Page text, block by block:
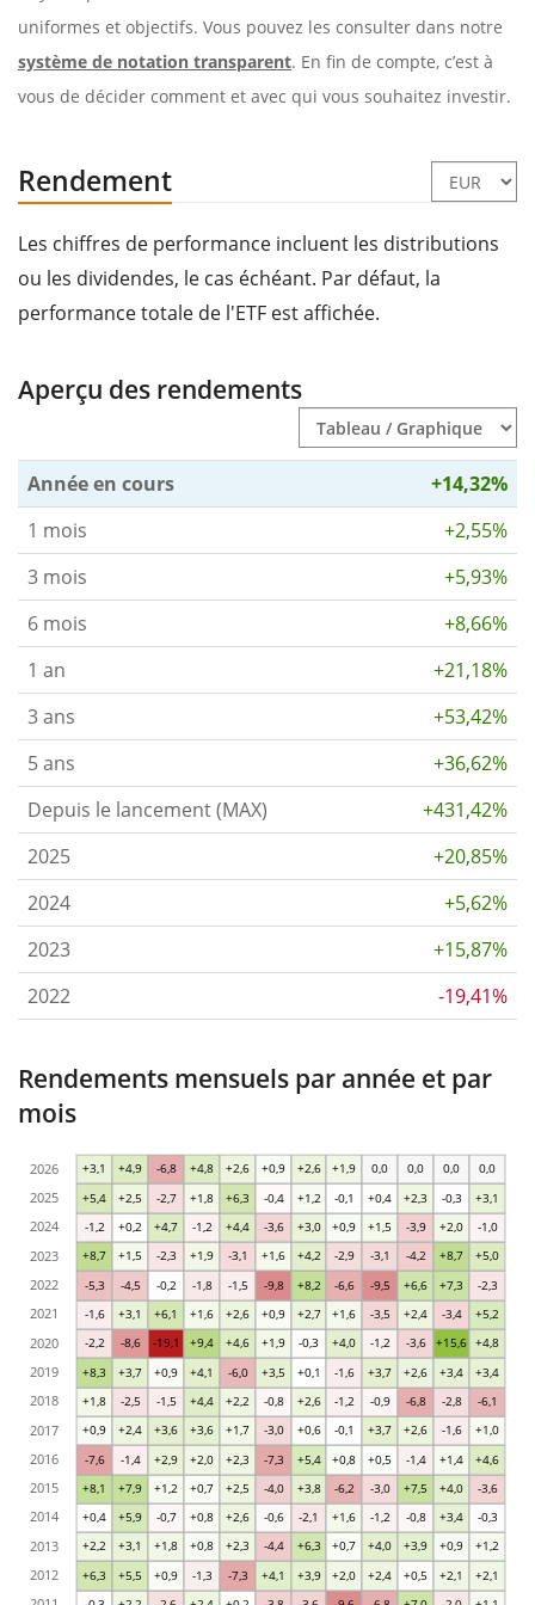
uniformes et objectifs. Vous pouvez les consulter dans notre
système de notation transparent. En fin de compte, c’est à
vous de décider comment et avec qui vous souhaitez investir.
Rendement
Les chiffres de performance incluent les distributions
ou les dividendes, le cas échéant. Par défaut, la
performance totale de l'ETF est affichée.
Aperçu des rendements
Année en cours
+14,32%
1 mois
+2,55%
3 mois
+5,93%
6 mois
+8,66%
1 an
+21,18%
3 ans
+53,42%
5 ans
+36,62%
Depuis le lancement (MAX)
+431,42%
2025
+20,85%
2024
+5,62%
2023
+15,87%
2022
-19,41%
Rendements mensuels par année et par
mois
+6,3 +5,5 +0,9 -1,3 -7,3 +4,1 +3,9 +2,0 +2,4 +0,5 +2,1 +2,1
+2,2 +3,1 +1,8 +0,8 +2,3 -4,4 +6,3 +0,7 +4,0 +3,9 +0,9 +1,2
+0,4 +5,9 -0,7 +0,8 +2,6 -0,6 -2,1 +1,6 -1,2 -0,8 +3,4 -0,3
+8,1 +7,9 +1,2 +0,7 +2,5 -4,0 +3,8 -6,2 -3,0 +7,5 +4,0 -3,6
-7,6 -1,4 +2,9 +2,0 +2,3 -7,3 +5,4 +0,8 +0,5 -1,4 +1,4 +4,6
+0,9 +2,4 +3,6 +3,6 +1,7 -3,0 +0,6 -0,1 +3,7 +2,6 -1,6 +1,0
+1,8 -2,5 -1,5 +4,4 +2,2 -0,8 +2,6 -1,2 -0,9 -6,8 -2,8 -6,1
+8,3 +3,7 +0,9 +4,1 -6,0 +3,5 +0,1 -1,6 +3,7 +2,6 +3,4 +3,4
-2,2 -8,6 -19,1 +9,4 +4,6 +1,9 -0,3 +4,0 -1,2 -3,6 +15,6 +4,8
-1,6 +3,1 +6,1 +1,6 +2,6 +0,9 +2,7 +1,6 -3,5 +2,4 -3,4 +5,2
-5,3 -4,5 -0,2 -1,8 -1,5 -9,8 +8,2 -6,6 -9,5 +6,6 +7,3 -2,3
+8,7 +1,5 -2,3 +1,9 -3,1 +1,6 +4,2 -2,9 -3,1 -4,2 +8,7 +5,0
-1,2 +0,2 +4,7 -1,2 +4,4 -3,6 +3,0 +0,9 +1,5 -3,9 +2,0 -1,0
+5,4 +2,5 -2,7 +1,8 +6,3 -0,4 +1,2 -0,1 +0,4 +2,3 -0,3 +3,1
+3,1 +4,9 -6,8 +4,8 +2,6 +0,9 +2,6 +1,9 0,0 0,0 0,0 0,0
2012
2013
2014
2015
2016
2017
2018
2019
2020
2021
2022
2023
2024
2025
2026